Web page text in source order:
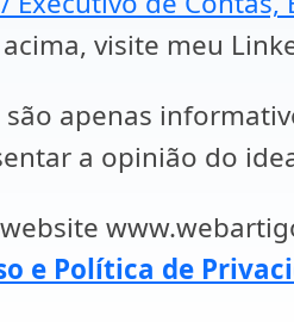
visite meu
apenas
a opinião do
e Política de